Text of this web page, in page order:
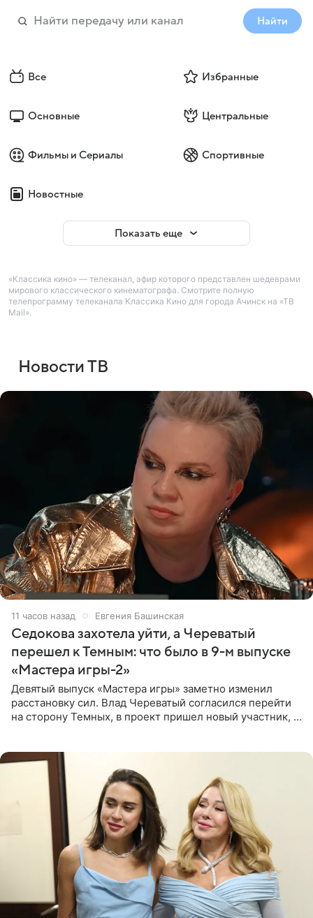
Найти
Все Избранные
Основные Центральные
Фильмы и Сериалы Спортивные
Новостные
Показать еще
«Классика кино» — телеканал, эфир которого представлен шедеврами
мирового классического кинематографа. Смотрите полную
телепрограмму телеканала Классика Кино для города Ачинск на «ТВ
Mail».
Новости ТВ
11 часов назад Евгения Башинская
Седокова захотела уйти, а Череватый
перешел к Темным: что было в 9-м выпуске
«Мастера игры-2»
Девятый выпуск «Мастера игры» заметно изменил
расстановку сил. Влад Череватый согласился перейти
на сторону Темных, в проект пришел новый участник, а